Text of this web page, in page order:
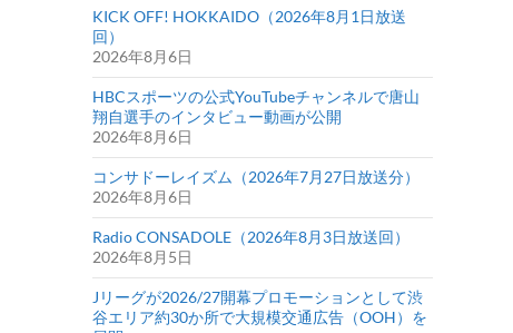
KICK OFF! HOKKAIDO（2026年8月1日放送
回）
2026年8月6日
HBCスポーツの公式YouTubeチャンネルで唐山
翔自選手のインタビュー動画が公開
2026年8月6日
コンサドーレイズム（2026年7月27日放送分）
2026年8月6日
Radio CONSADOLE（2026年8月3日放送回）
2026年8月5日
Jリーグが2026/27開幕プロモーションとして渋
谷エリア約30か所で大規模交通広告（OOH）を